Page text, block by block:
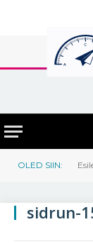
OLED SIIN:
sidrun-